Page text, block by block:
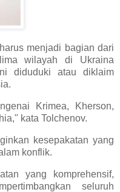
menjadi bagian dari
wilayah di Ukraina
diduduki atau diklaim
Krimea, Kherson,
kata Tolchenov.
kesepakatan yang
konflik.
yang komprehensif,
seluruh